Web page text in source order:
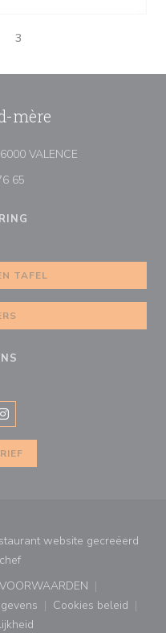
3
mère
VALENCE((opent in een
65
TAFEL
((opent in een nieuw
Instagram ((opent in een
website gecreëerd
((opent in een nieuw
venster))
((opent in een nieuw
nieuw venster))
Cookies beleid
((opent in